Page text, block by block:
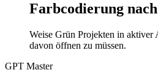
Farbcodierung
Weise Grün Projekten in aktiver
davon öffnen zu müssen.
GPT Master